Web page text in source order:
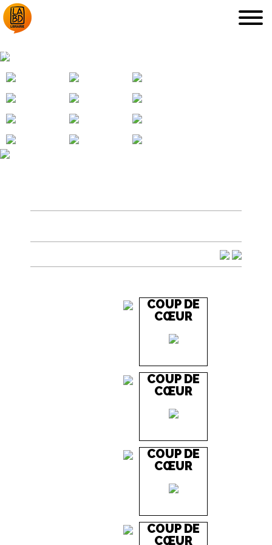
LA LIBRAIRIE
COUPS DE CŒUR ARCHIVES
CONTACTS/ACCÈS
MARIANNE
COUP DE
CŒUR
COUP DE
CŒUR
COUP DE
CŒUR
COUP DE
CŒUR